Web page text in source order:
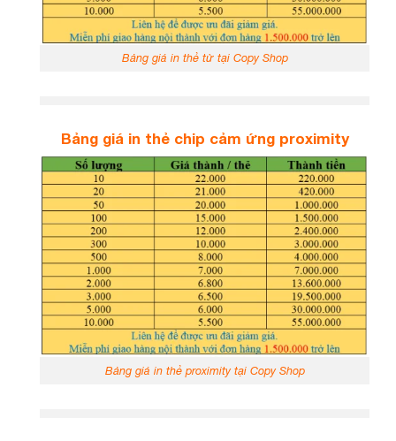
Bảng giá in thẻ từ tại Copy Shop
Bảng giá in thẻ chip cảm ứng proximity
Bảng giá in thẻ proximity tại Copy Shop